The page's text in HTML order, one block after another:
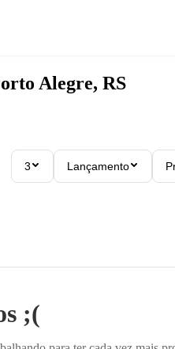
Alegre, RS
3 Lançamento
;(